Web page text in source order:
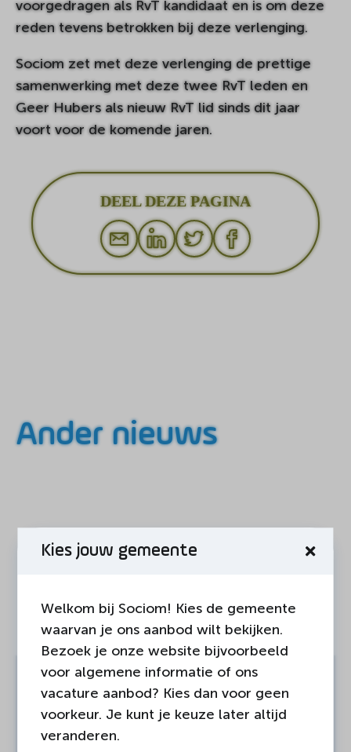
voorgedragen als RvT kandidaat en is om deze
reden tevens betrokken bij deze verlenging.
Sociom zet met deze verlenging de prettige
samenwerking met deze twee RvT leden en
Geer Hubers als nieuw RvT lid sinds dit jaar
voort voor de komende jaren.
DEEL DEZE PAGINA
Ander nieuws
04-AUGUSTUS-2026 Land van Cuijk
Nieuwe plek voor Intercultureel
Centrum Safina
Kies jouw gemeente
Welkom bij Sociom! Kies de gemeente
waarvan je ons aanbod wilt bekijken.
Bezoek je onze website bijvoorbeeld
voor algemene informatie of ons
vacature aanbod? Kies dan voor geen
voorkeur. Je kunt je keuze later altijd
veranderen.